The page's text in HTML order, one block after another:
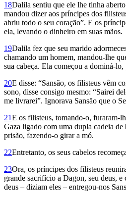
18Dalila sentiu que ele lhe tinha
mandou dizer aos príncipes dos
abriu todo o seu coração”. E os
ela, levando o dinheiro em suas mãos.
19Dalila fez que seu marido
chamando um homem, mandou-lhe
sua cabeça. Ela começou a dominá-
20E disse: “Sansão, os filisteus vêm
sono, disse consigo mesmo: “Sairei
me livrarei”. Ignorava Sansão que o
21E os filisteus, tomando-o, furaram-
Gaza ligado com uma dupla cadeia
prisão, fazendo-o girar a mó.
22Entretanto, os seus cabelos
23Ora, os príncipes dos filisteus
grande sacrifício a Dagon, seu deus, e
deus – diziam eles – entregou-nos